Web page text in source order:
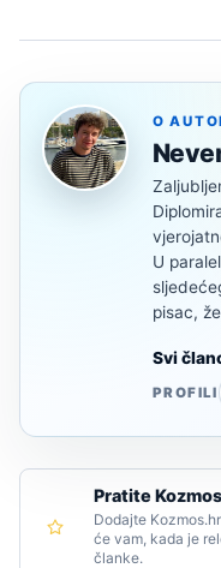
O
U
pisac,
Svi
PROFILI
Pratite
Dodajte
će vam, kada je
članke.